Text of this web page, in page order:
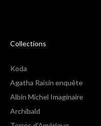
Collections
Koda
Agatha Raisin enquête
Albin Michel Imaginaire
Archibald